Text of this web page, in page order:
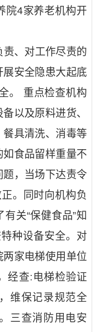
院4家养老机构开
、对工作尽责的
安全隐患大起底
。 重点检查机构
以及原料进货、
具清洗、消毒等
食品留样重量不
，当场下达责令
。同时向机构负
关“保健食品”知
种设备安全。对
家电梯使用单位
经查:电梯检验证
维保记录规范全
三查消防用电安